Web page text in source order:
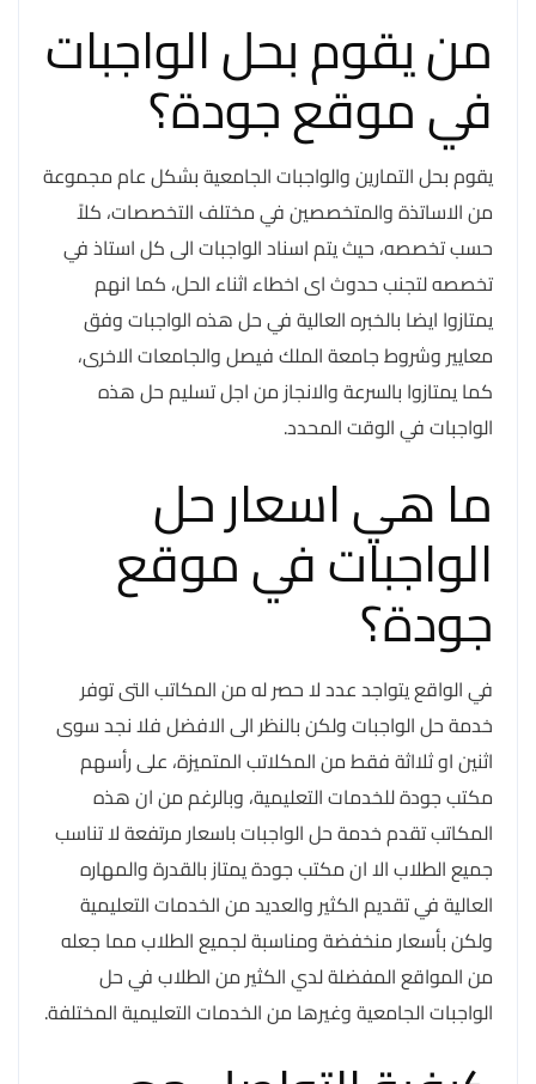
من يقوم بحل الواجبات
في موقع جودة؟
يقوم بحل التمارين والواجبات الجامعية بشكل عام مجموعة
من الاساتذة والمتخصصين في مختلف التخصصات، كلاً
حسب تخصصه، حيث يتم اسناد الواجبات الى كل استاذ في
تخصصه لتجنب حدوث اى اخطاء اثناء الحل، كما انهم
يمتازوا ايضا بالخبره العالية في حل هذه الواجبات وفق
معايير وشروط جامعة الملك فيصل والجامعات الاخرى،
كما يمتازوا بالسرعة والانجاز من اجل تسليم حل هذه
الواجبات في الوقت المحدد.
ما هي اسعار حل
الواجبات في موقع
جودة؟
في الواقع يتواجد عدد لا حصر له من المكاتب التى توفر
خدمة حل الواجبات ولكن بالنظر الى الافضل فلا نجد سوى
اثنين او ثلااثة فقط من المكلاتب المتميزة، على رأسهم
مكتب جودة للخدمات التعليمية، وبالرغم من ان هذه
المكاتب تقدم خدمة حل الواجبات باسعار مرتفعة لا تناسب
جميع الطلاب الا ان مكتب جودة يمتاز بالقدرة والمهاره
العالية في تقديم الكثير والعديد من الخدمات التعليمية
ولكن بأسعار منخفضة ومناسبة لجميع الطلاب مما جعله
من المواقع المفضلة لدي الكثير من الطلاب في حل
الواجبات الجامعية وغيرها من الخدمات التعليمية المختلفة.